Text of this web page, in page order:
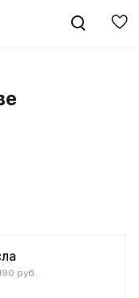
руб.